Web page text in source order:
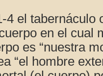
4 el tabernáculo
en el cual
es “nuestra
“el hombre